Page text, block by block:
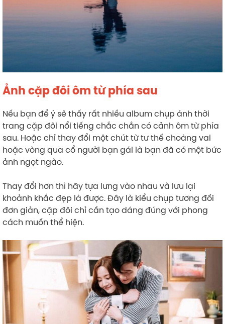
Ảnh cặp đôi ôm từ phía sau
Nếu bạn để ý sẽ thấy rất nhiều album chụp ảnh thời
trang cặp đôi nổi tiếng chắc chắn có cảnh ôm từ phía
sau. Hoặc chỉ thay đổi một chút từ tư thế choàng vai
hoặc vòng qua cổ người bạn gái là bạn đã có một bức
ảnh ngọt ngào.
Thay đổi hơn thì hãy tựa lưng vào nhau và lưu lại
khoảnh khắc đẹp là được. Đây là kiểu chụp tương đối
đơn giản, cặp đôi chỉ cần tạo dáng đúng với phong
cách muốn thể hiện.